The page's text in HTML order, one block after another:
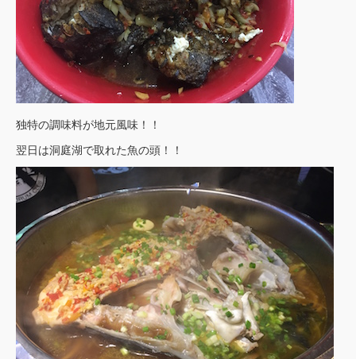
独特の調味料が地元風味！！
翌日は洞庭湖で取れた魚の頭！！